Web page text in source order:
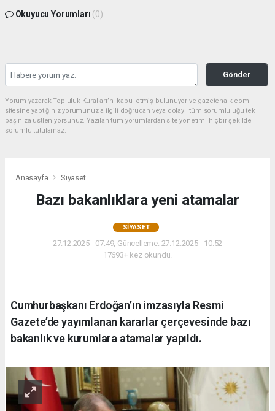
Okuyucu Yorumları (0)
Gönder
Yorum yazarak Topluluk Kuralları’nı kabul etmiş bulunuyor ve gazetehalk.com
sitesine yaptığınız yorumunuzla ilgili doğrudan veya dolaylı tüm sorumluluğu tek
başınıza üstleniyorsunuz. Yazılan tüm yorumlardan site yönetimi hiçbir şekilde
sorumlu tutulamaz.
Anasayfa Siyaset
Bazı bakanlıklara yeni atamalar
SIYASET
27.12.2025 - 07:49, Güncelleme: 27.12.2025 - 10:52
17693+ kez okundu.
Cumhurbaşkanı Erdoğan’ın imzasıyla Resmi
Gazete’de yayımlanan kararlar çerçevesinde bazı
bakanlık ve kurumlara atamalar yapıldı.